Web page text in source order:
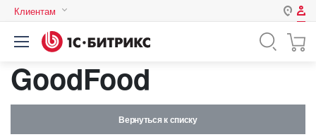
Клиентам
Авторизация
Нет аккаунта?
Логин
GoodFood
Вернуться к списку